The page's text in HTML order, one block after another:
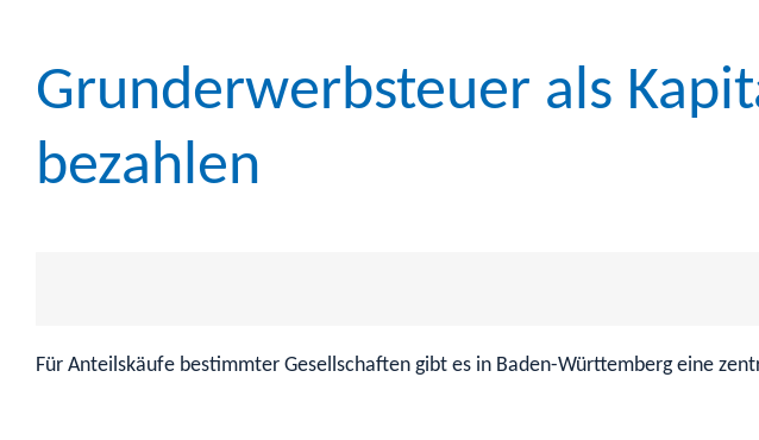
Grunderwerbsteuer als
bezahlen
Für Anteilskäufe bestimmter Gesellschaften gibt es in Baden-Württemberg eine